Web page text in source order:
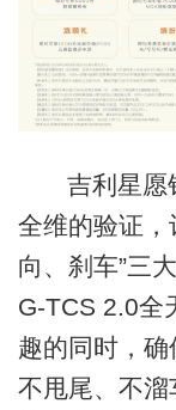
吉利星愿
全维的验证，
向、刹车”三
G-TCS 2.0全
趣的同时，确
不甩尾、不溜